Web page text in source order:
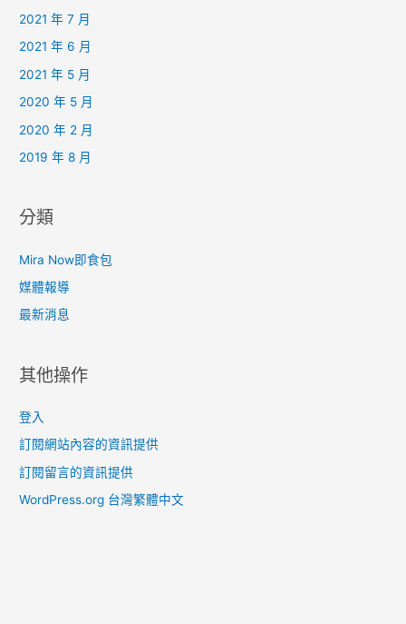
2021 年 7 月
2021 年 6 月
2021 年 5 月
2020 年 5 月
2020 年 2 月
2019 年 8 月
分類
Mira Now即食包
媒體報導
最新消息
其他操作
登入
訂閱網站內容的資訊提供
訂閱留言的資訊提供
WordPress.org 台灣繁體中文